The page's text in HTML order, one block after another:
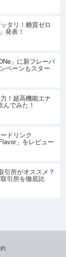
タリ！糖質ゼロ
発表！
」に新フレーバ
ペーンもスター
！超高機能エナ
でみた！
ドリンク
」をレビュー
引所がオススメ？
引所を徹底比